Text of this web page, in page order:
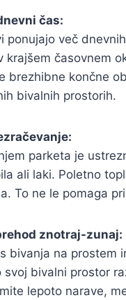
čas:
ponujajo več
krajšem časovnem
brezhibne končne
bivalnih prostorih.
parketa je
ali laki. Poletno
To ne le pomaga
znotraj-zunaj:
bivanja na prostem
svoj bivalni prostor
lepoto narave,